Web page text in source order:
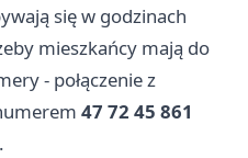
się w godzinach
mieszkańcy mają do
- połączenie z
47 72 45 861
.